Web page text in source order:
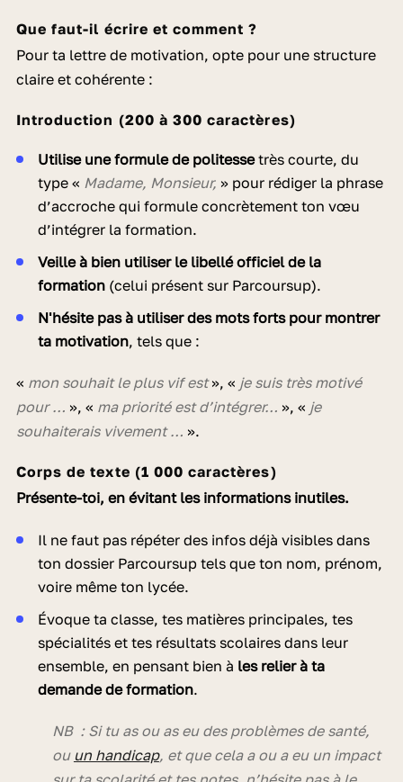
Que faut-il écrire et comment ?
Pour ta lettre de motivation, opte pour une structure
claire et cohérente :
Introduction (200 à 300 caractères)
Utilise une formule de politessetrès courte, du
type « Madame, Monsieur, » pour rédiger la phrase
d’accroche qui formule concrètement ton vœu
d’intégrer la formation.
Veille à bien utiliser le libellé officiel de la
formation(celui présent sur Parcoursup).
N'hésite pas à utiliser des mots forts pour montrer
ta motivation, tels que :
« mon souhait le plus vif est», « je suis très motivé
pour … », « ma priorité estd’intégrer… », « je
souhaiterais vivement … ».
Corps de texte (1 000 caractères)
Présente-toi, en évitant les informations inutiles.
Il ne faut pas répéter des infos déjà visibles dans
ton dossier Parcoursup tels que ton nom, prénom,
voire même ton lycée.
Évoque ta classe, tes matières principales, tes
spécialités et tes résultats scolaires dans leur
ensemble, en pensant bien à les relier à ta
demande de formation.
NB : Si tu as ou as eu des problèmes de santé,
ou un handicap, et que cela a ou a eu un impact